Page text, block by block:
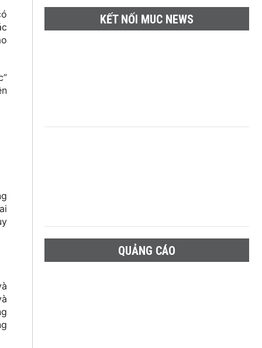
KẾT NỐI MUC NEWS
QUẢNG CÁO